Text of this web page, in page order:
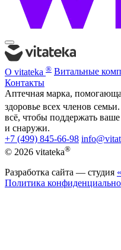
О vitateka ® Витальные
Контакты
Аптечная марка,
здоровье всех членов
всё, чтобы поддержать ваше
и снаружи.
+7 (499) 845-66-98
© 2026 vitateka®
Разработка сайта — студия
Политика